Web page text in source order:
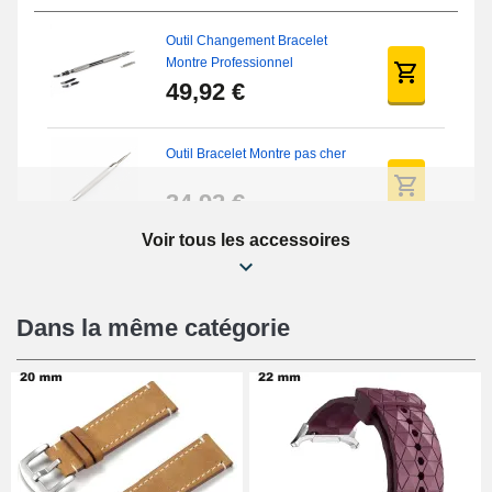
Outil Changement Bracelet
Montre Professionnel
49,92 €
Outil Bracelet Montre pas cher
34,92 €
Kit Réparation Montre Débutant
16,90 €
Pied à Coulisse Numérique
9,90 €
Voir tous les accessoires
Dans la même catégorie